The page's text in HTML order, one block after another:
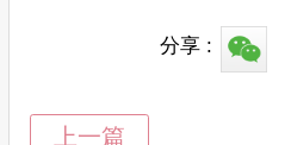
分享 :